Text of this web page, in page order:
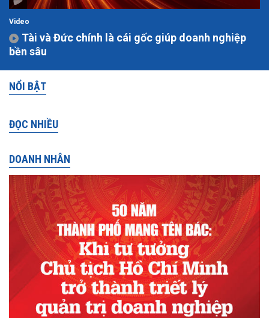
Video
Tài và Đức chính là cái gốc giúp doanh nghiệp
bền sâu
NỔI BẬT
ĐỌC NHIỀU
DOANH NHÂN